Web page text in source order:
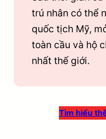
trú nhân có thể
quốc tịch Mỹ,
toàn cầu và hộ
nhất thế giới.
Tìm hiểu